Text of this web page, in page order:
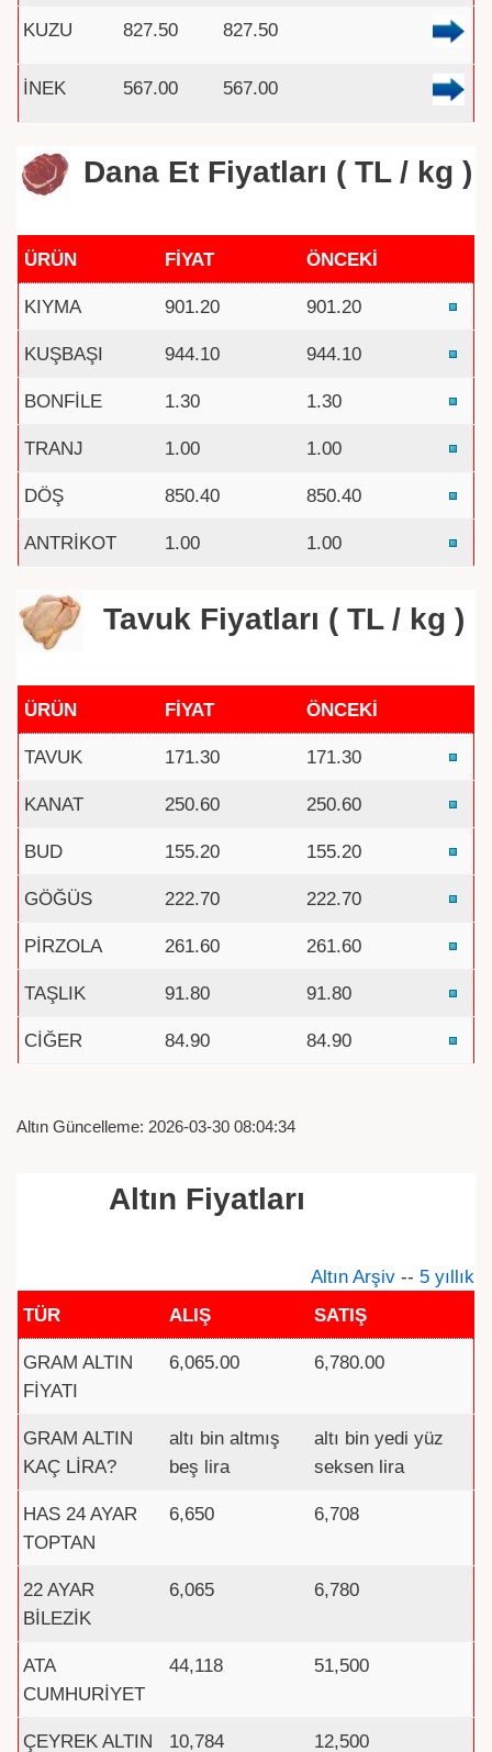
KUZU 827.50 827.50
İNEK 567.00 567.00
Dana Et Fiyatları ( TL / kg )
ÜRÜN FİYAT ÖNCEKİ
KIYMA 901.20 901.20
KUŞBAŞI 944.10 944.10
BONFİLE 1.30 1.30
TRANJ 1.00 1.00
DÖŞ 850.40 850.40
ANTRİKOT 1.00 1.00
Tavuk Fiyatları ( TL / kg )
ÜRÜN FİYAT ÖNCEKİ
TAVUK 171.30 171.30
KANAT 250.60 250.60
BUD 155.20 155.20
GÖĞÜS 222.70 222.70
PİRZOLA 261.60 261.60
TAŞLIK 91.80 91.80
CİĞER 84.90 84.90
Altın Güncelleme: 2026-03-30 08:04:34
Altın Fiyatları
Altın Arşiv -- 5 yıllık
TÜR
ALIŞ SATIŞ
GRAM ALTIN
FİYATI
6,065.00 6,780.00
GRAM ALTIN
KAÇ LİRA?
altı bin altmış
beş lira
altı bin yedi yüz
seksen lira
HAS 24 AYAR
TOPTAN
6,650 6,708
22 AYAR
BİLEZİK
6,065 6,780
ATA
CUMHURİYET
44,118 51,500
ÇEYREK ALTIN 10,784 12,500